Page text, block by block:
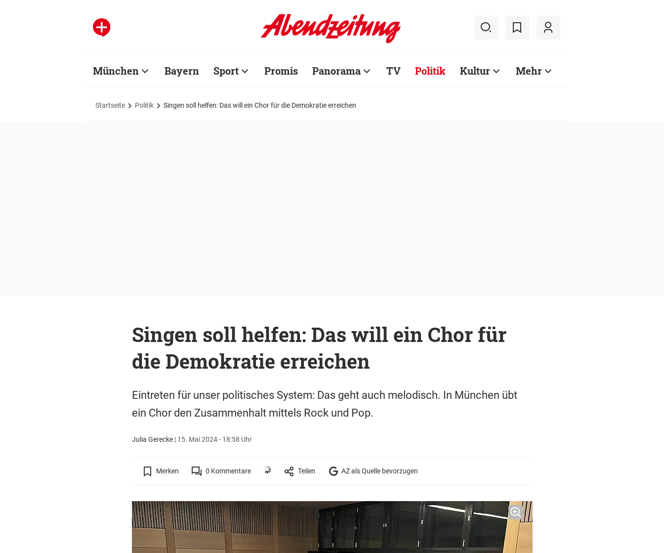
München Bayern Sport Promis Panorama TV Politik Kultur Mehr
Startseite Politik Singen soll helfen: Das will ein Chor für die Demokratie erreichen
Singen soll helfen: Das will ein Chor für
die Demokratie erreichen
Eintreten für unser politisches System: Das geht auch melodisch. In München übt
ein Chor den Zusammenhalt mittels Rock und Pop.
Julia Gerecke| 15. Mai 2024 - 18:58 Uhr
Merken 0 Kommentare Teilen AZ als Quelle bevorzugen